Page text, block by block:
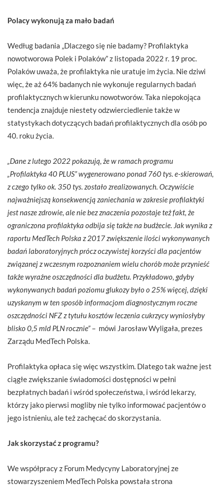
Polacy wykonują za mało badań
Według badania „Dlaczego się nie badamy? Profilaktyka
nowotworowa Polek i Polaków” z listopada 2022 r. 19 proc.
Polaków uważa, że profilaktyka nie uratuje im życia. Nie dziwi
więc, że aż 64% badanych nie wykonuje regularnych badań
profilaktycznych w kierunku nowotworów. Taka niepokojąca
tendencja znajduje niestety odzwierciedlenie także w
statystykach dotyczących badań profilaktycznych dla osób po
40. roku życia.
„Dane z lutego 2022 pokazują, żew ramach programu
„Profilaktyka 40 PLUS” wygenerowano ponad 760 tys. e-skierowań,
z czego tylko ok. 350 tys. zostało zrealizowanych. Oczywiście
najważniejszą konsekwencją zaniechania w zakresie profilaktyki
jest nasze zdrowie, ale nie bez znaczenia pozostaje też fakt, że
ograniczona profilaktyka odbija się także na budżecie. Jak wynika z
raportu MedTech Polska z 2017 zwiększenie ilości wykonywanych
badań laboratoryjnych prócz oczywistej korzyści dla pacjentów
związanej z wczesnym rozpoznaniem wielu chorób może przynieść
także wyraźne oszczędności dla budżetu. Przykładowo, gdyby
wykonywanych badań poziomu glukozy było o 25% więcej, dzięki
uzyskanym w ten sposób informacjom diagnostycznym roczne
oszczędności NFZ z tytułu kosztów leczenia cukrzycy wyniosłyby
blisko 0,5 mld PLN rocznie”– mówi Jarosław Wyligała, prezes
Zarządu MedTech Polska.
Profilaktyka opłaca się więc wszystkim. Dlatego tak ważne jest
ciągłe zwiększanie świadomości dostępności w pełni
bezpłatnych badań i wśród społeczeństwa, i wśród lekarzy,
którzy jako pierwsi mogliby nie tylko informować pacjentów o
jego istnieniu, ale też zachęcać do skorzystania.
Jak skorzystać z programu?
We współpracy z Forum Medycyny Laboratoryjnej ze
stowarzyszeniem MedTech Polska powstała strona